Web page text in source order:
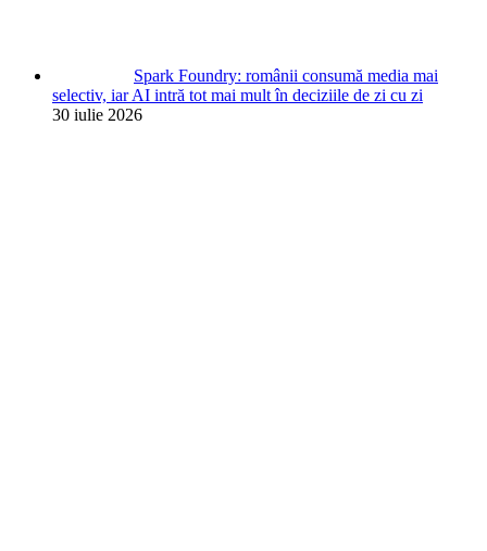
Spark Foundry: românii consumă media mai
selectiv, iar AI intră tot mai mult în deciziile de zi cu zi
30 iulie 2026